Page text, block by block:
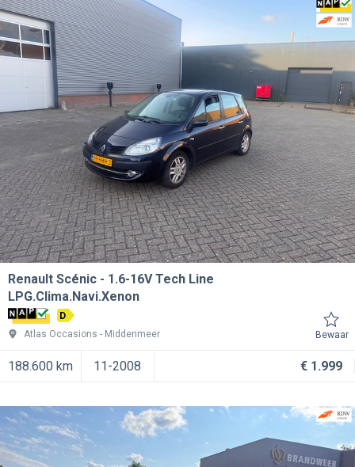
Renault Scénic
1.6-16V Tech Line
LPG.Clima.Navi.Xenon
D
Atlas Occasions
Middenmeer Bewaar
188.600 km 11-2008 € 1.999